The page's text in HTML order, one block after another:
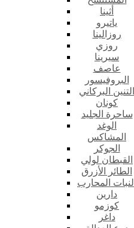
أثينا
ياتيرو
روزالينا
روزي
سيرينا
عاصف
البروفيسور
التنين البركاني
كونان
ساحرة الجليد
الوغد
المشاكس
الجوكر
القبطان لولي
الطائر الأزرق
النبات المحارب
دارين
كوزمو
داغر